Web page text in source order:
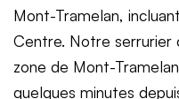
Mont-Tramelan,
Centre. Notre
zone de Mont-
quelques minutes